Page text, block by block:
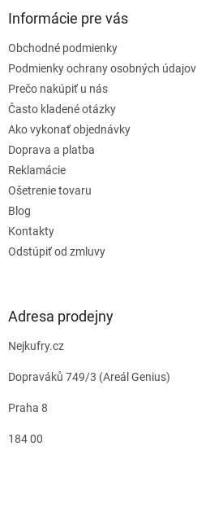
Informácie pre vás
Obchodné podmienky
Podmienky ochrany osobných údajov
Prečo nakúpiť u nás
Často kladené otázky
Ako vykonať objednávky
Doprava a platba
Reklamácie
Ošetrenie tovaru
Blog
Kontakty
Odstúpiť od zmluvy
Adresa prodejny
Nejkufry.cz
Dopraváků 749/3 (Areál Genius)
Praha 8
184 00